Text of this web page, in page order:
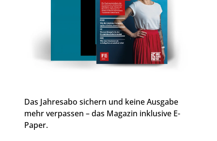
Das Jahresabo sichern und keine Ausgabe
mehr verpassen – das Magazin inklusive E-
Paper.